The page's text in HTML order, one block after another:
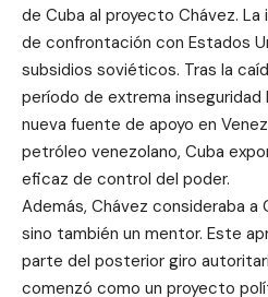
de Cuba al proyecto Chávez.
de confrontación con Estados
subsidios soviéticos. Tras la
período de extrema
nueva fuente de apoyo en
petróleo venezolano, Cuba
eficaz de control del poder.
Además, Chávez consideraba a
sino también un mentor. Este
parte del posterior giro
comenzó como un proyecto